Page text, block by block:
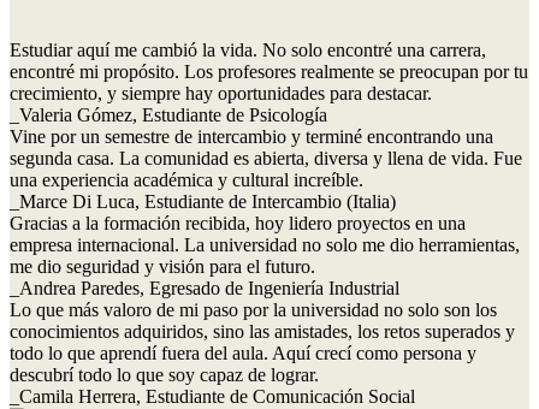
Estudiar aquí me cambió la vida. No solo encontré una carrera,
encontré mi propósito. Los profesores realmente se preocupan por tu
crecimiento, y siempre hay oportunidades para destacar.
_Valeria Gómez, Estudiante de Psicología
Vine por un semestre de intercambio y terminé encontrando una
segunda casa. La comunidad es abierta, diversa y llena de vida. Fue
una experiencia académica y cultural increíble.
_Marce Di Luca, Estudiante de Intercambio (Italia)
Gracias a la formación recibida, hoy lidero proyectos en una
empresa internacional. La universidad no solo me dio herramientas,
me dio seguridad y visión para el futuro.
_Andrea Paredes, Egresado de Ingeniería Industrial
Lo que más valoro de mi paso por la universidad no solo son los
conocimientos adquiridos, sino las amistades, los retos superados y
todo lo que aprendí fuera del aula. Aquí crecí como persona y
descubrí todo lo que soy capaz de lograr.
_Camila Herrera, Estudiante de Comunicación Social